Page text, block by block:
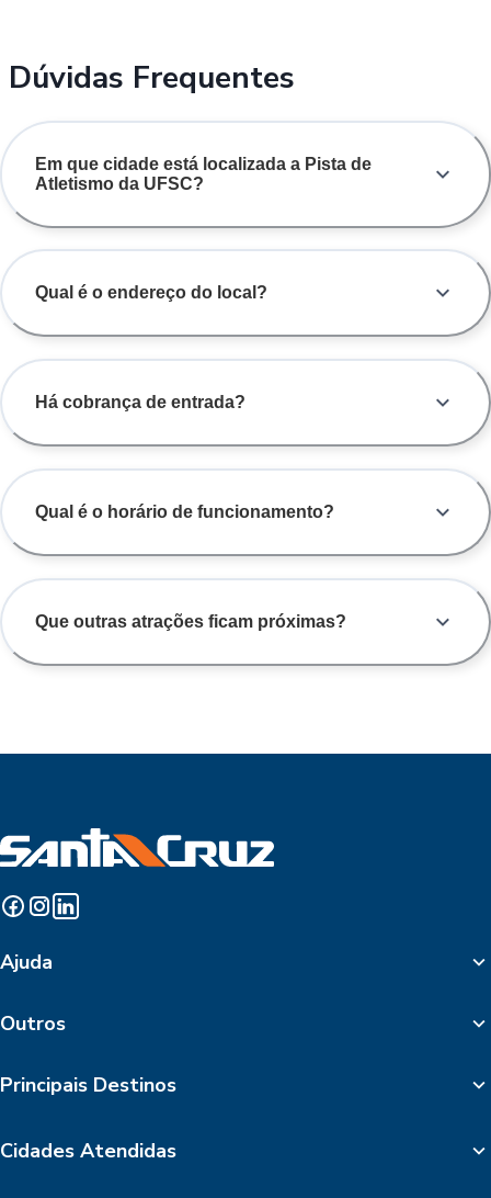
Dúvidas Frequentes
Em que cidade está localizada a Pista de
Atletismo da UFSC?
Qual é o endereço do local?
Há cobrança de entrada?
Qual é o horário de funcionamento?
Que outras atrações ficam próximas?
Ajuda
Outros
Principais Destinos
Cidades Atendidas